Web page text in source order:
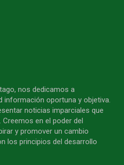
nos dedicamos a
información oportuna y objetiva.
noticias imparciales que
en el poder del
y promover un cambio
los principios del desarrollo